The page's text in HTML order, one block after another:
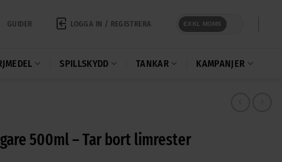
GUIDER LOGGA IN / REGISTRERA EXKL MOMS
SPILLSKYDD TANKAR KAMPANJER
500ml – Tar bort limrester